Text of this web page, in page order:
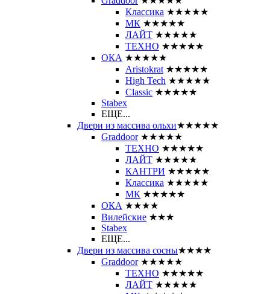
Классика ★★★★★
МК ★★★★★
ЛАЙТ ★★★★★
ТЕХНО ★★★★★
ОКА ★★★★★
Aristokrat ★★★★★
High Tech ★★★★★
Classic ★★★★★
Stabex
ЕЩЕ...
Двери из массива ольхи★★★★★
Graddoor ★★★★★
ТЕХНО ★★★★★
ЛАЙТ ★★★★★
КАНТРИ ★★★★★
Классика ★★★★★
МК ★★★★★
ОКА ★★★★
Вилейские ★★★
Stabex
ЕЩЕ...
Двери из массива сосны★★★★
Graddoor ★★★★★
ТЕХНО ★★★★★
ЛАЙТ ★★★★★